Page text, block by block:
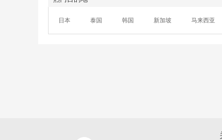
日本 泰国 韩国 新加坡 马来西亚